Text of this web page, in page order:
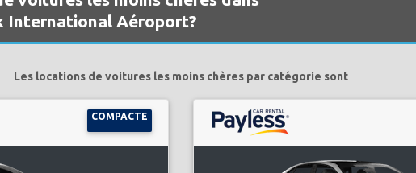
International Aéroport?
Les locations de voitures les moins chères par catégorie sont
COMPACTE